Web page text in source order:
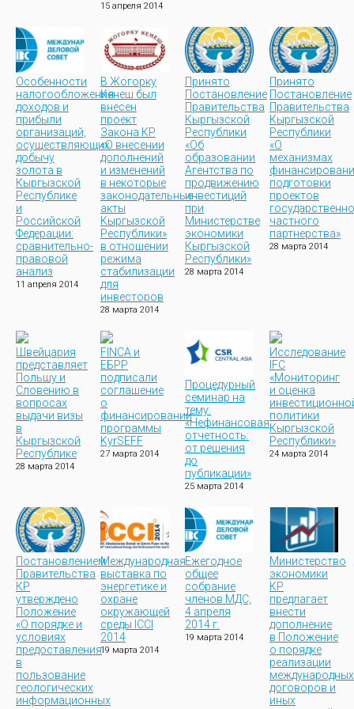
15 апреля 2014
Особенности
налогообложения
доходов и
прибыли
организаций,
осуществляющих
добычу
золота в
Кыргызской
Республике
и
Российской
Федерации:
сравнительно-
правовой
анализ
11 апреля 2014
В Жогорку
Кенеш был
внесен
проект
Закона КР
«О внесении
дополнений
и изменений
в некоторые
законодательные
акты
Кыргызской
Республики»
в отношении
режима
стабилизации
для
инвесторов
28 марта 2014
Принято
Постановление
Правительства
Кыргызской
Республики
«Об
образовании
Агентства по
продвижению
инвестиций
при
Министерстве
экономики
Кыргызской
Республики»
28 марта 2014
Принято
Постановление
Правительства
Кыргызской
Республики
«О
механизмах
подготовки
проектов
частного
партнерства»
28 марта 2014
Швейцария
представляет
Польшу и
Словению в
вопросах
выдачи визы
в
Кыргызской
Республике
28 марта 2014
FINCA и
ЕБРР
подписали
соглашение
о
финансировании
программы
KyrSEFF
27 марта 2014
Процедурный
семинар на
тему:
«Нефинансовая
отчетность:
от решения
до
публикации»
25 марта 2014
Исследование
IFC
«Мониторинг
и оценка
политики
Кыргызской
Республики»
24 марта 2014
Постановлением
Правительства
КР
утверждено
Положение
«О порядке и
условиях
предоставления
в
пользование
геологических
информационных
Международная
выставка по
энергетике и
охране
окружающей
среды ICCI
2014
19 марта 2014
Ежегодное
общее
собрание
членов МДС,
4 апреля
2014 г.
19 марта 2014
Министерство
экономики
КР
предлагает
внести
дополнение
в Положение
о порядке
реализации
международных
договоров и
иных